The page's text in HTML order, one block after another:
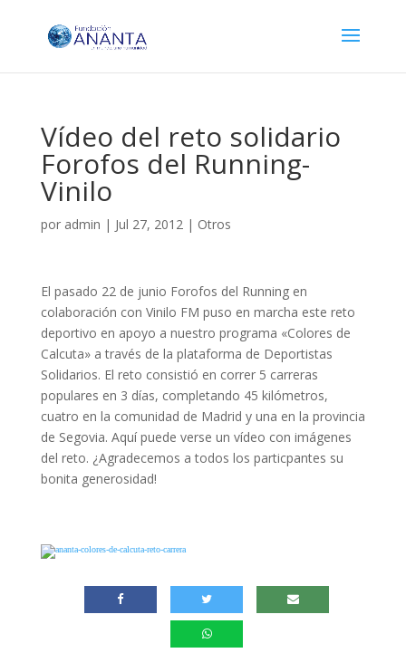
Vídeo del reto solidario
Forofos del Running-
Vinilo
por admin | Jul 27, 2012| Otros
El pasado 22 de junio Forofos del Running en
colaboración con Vinilo FM puso en marcha este reto
deportivo en apoyo a nuestro programa «Colores de
Calcuta» a través de la plataforma de Deportistas
Solidarios. El reto consistió en correr 5 carreras
populares en 3 días, completando 45 kilómetros,
cuatro en la comunidad de Madrid y una en la provincia
de Segovia. Aquí puede verse un vídeo con imágenes
del reto. ¿Agradecemos a todos los particpantes su
bonita generosidad!